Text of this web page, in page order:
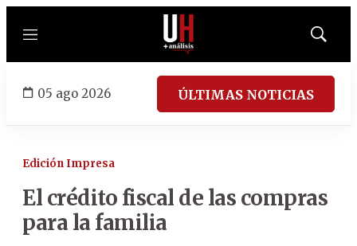
Menú
Mostrar
05 ago 2026 ÚLTIMAS NOTICIAS
Edición Impresa
El crédito fiscal de las compras
para la familia